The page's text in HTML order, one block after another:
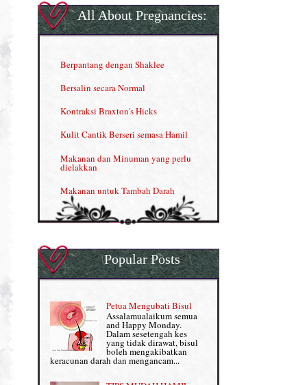
Gla Complex (II)
Herbal Blend the Magic Cream
Nutrisi untuk Ikhtiar Hamil
OMEGA GUARD
Omega Guard: EPA & DHA for kids
OSTEMATRIX
Pantang Larang dalam Pengambilan
Vitamin
Penjagaan Rambut: Prosante Hair Care
Persediaan Haji & Umrah
Review Part 1: Shaklee bagus ke?
Review Part 2: Shaklee's Slimming Set
All About Pregnancies:
Berpantang dengan Shaklee
Bersalin secara Normal
Kontraksi Braxton's Hicks
Kulit Cantik Berseri semasa Hamil
Makanan dan Minuman yang perlu
dielakkan
Makanan untuk Tambah Darah
Masalah HB rendah?
Normal VS Czer
Pemakanan Semasa Hamil
Penyusuan Bayi
Perkembangan Minda Bayi
Supplement untuk Kehamilan
Popular Posts
Petua Mengubati Bisul
Assalamualaikum semua
and Happy Monday.
Dalam sesetengah kes
yang tidak dirawat, bisul
boleh mengakibatkan
keracunan darah dan mengancam...